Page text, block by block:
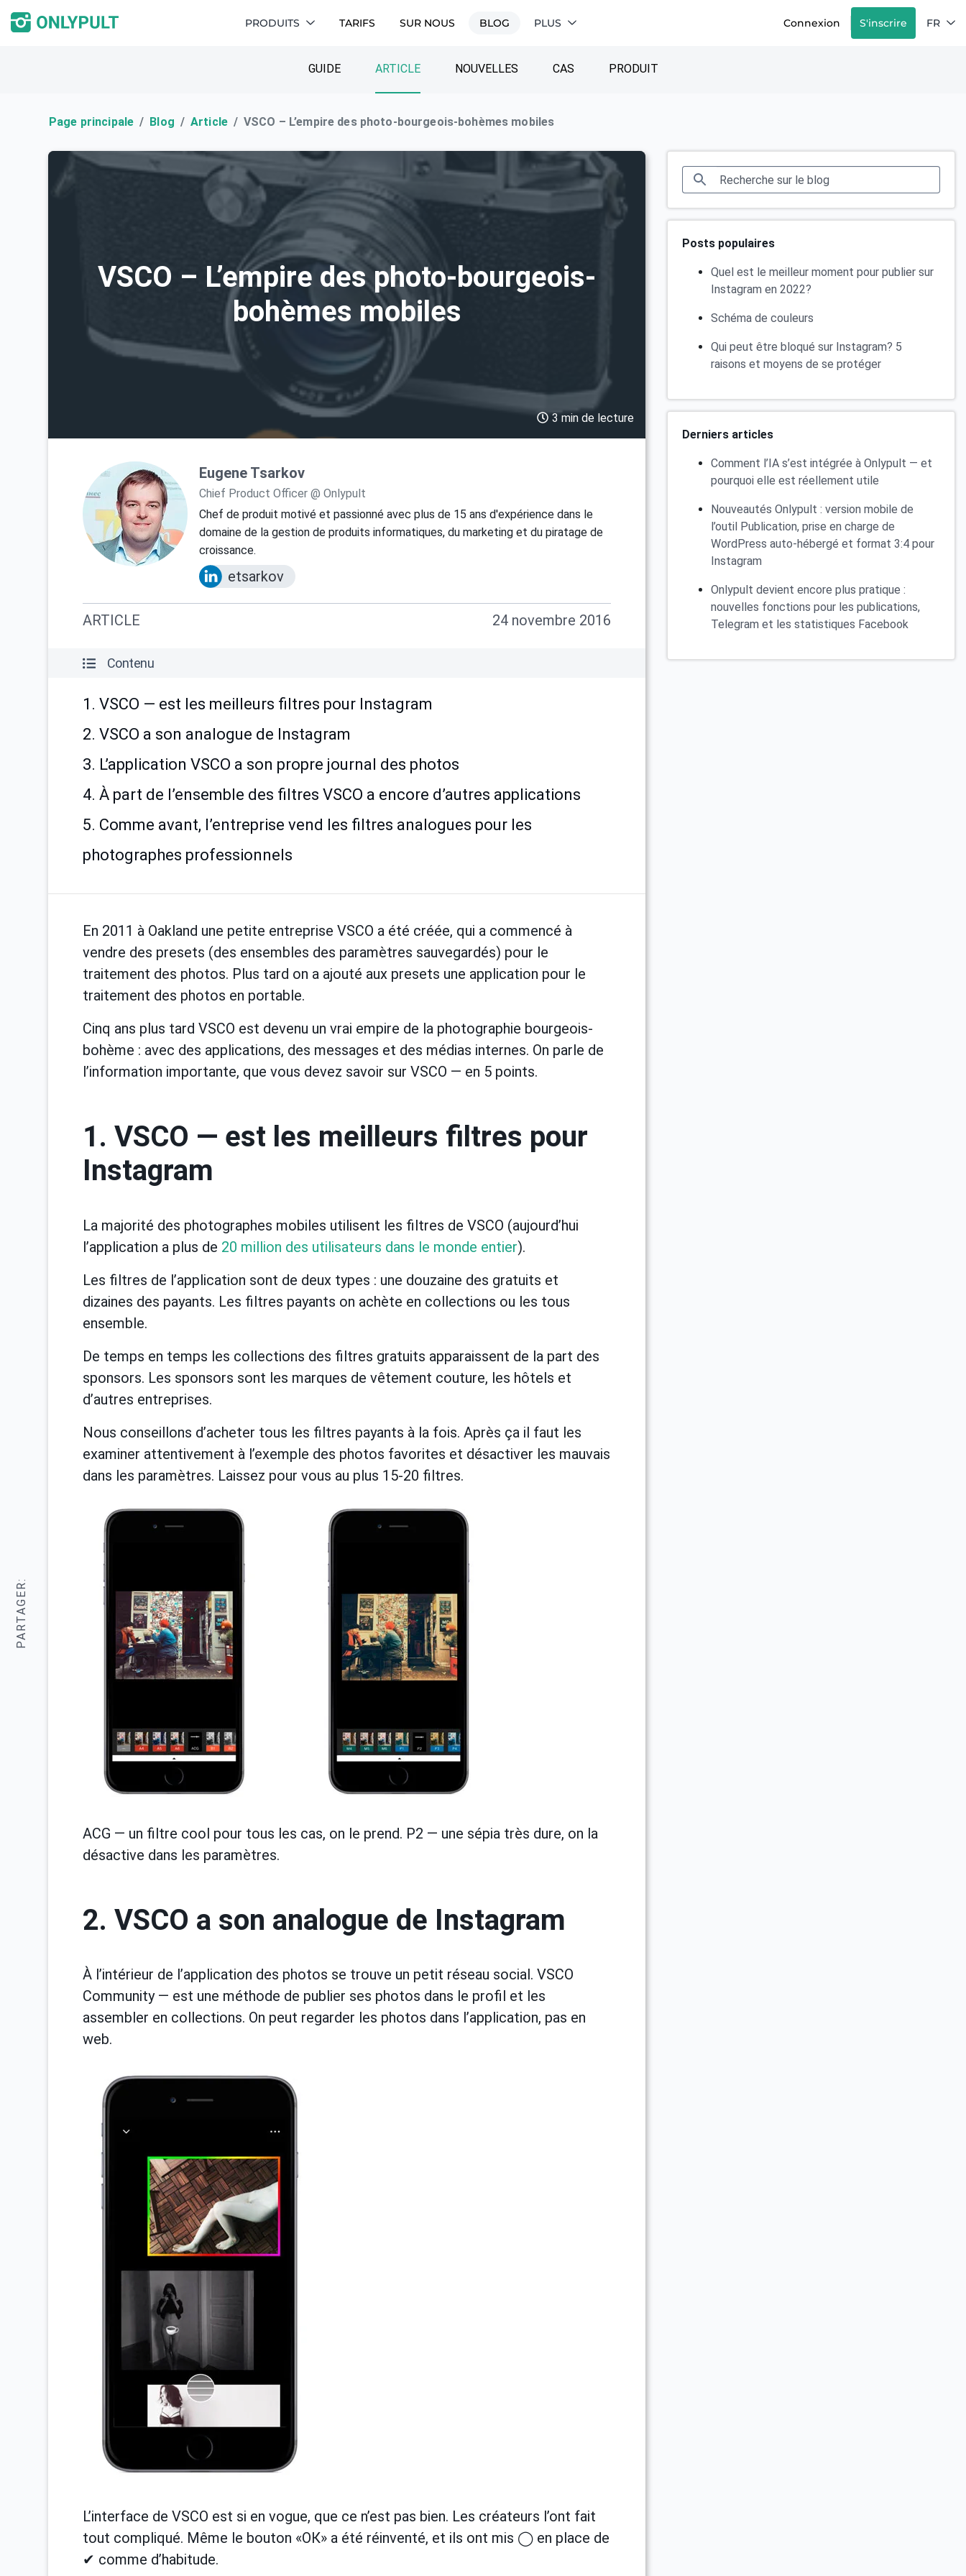
PRODUITS TARIFS SUR NOUS BLOG PLUS Connexion S'inscrire FR
GUIDE ARTICLE NOUVELLES CAS PRODUIT
Page principale Blog Article VSCO – L’empire des photo-bourgeois-bohèmes mobiles
PARTAGER:
VSCO – L’empire des photo-bourgeois-
bohèmes mobiles
3 min de lecture
Eugene Tsarkov
Chief Product Officer @ Onlypult
Chef de produit motivé et passionné avec plus de 15 ans d'expérience dans le
domaine de la gestion de produits informatiques, du marketing et du piratage de
croissance.
etsarkov
ARTICLE 24 novembre 2016
Contenu
1. VSCO — est les meilleurs filtres pour Instagram
2. VSCO a son analogue de Instagram
3. L’application VSCO a son propre journal des photos
4. À part de l’ensemble des filtres VSCO a encore d’autres applications
5. Comme avant, l’entreprise vend les filtres analogues pour les
photographes professionnels
En 2011 à Oakland une petite entreprise VSCO a été créée, qui a commencé à
vendre des presets (des ensembles des paramètres sauvegardés) pour le
traitement des photos. Plus tard on a ajouté aux presets une application pour le
traitement des photos en portable.
Cinq ans plus tard VSCO est devenu un vrai empire de la photographie bourgeois-
bohème : avec des applications, des messages et des médias internes. On parle de
l’information importante, que vous devez savoir sur VSCO — en 5 points.
1. VSCO — est les meilleurs filtres pour
Instagram
La majorité des photographes mobiles utilisent les filtres de VSCO (aujourd’hui
l’application a plus de 20 million des utilisateurs dans le monde entier).
Les filtres de l’application sont de deux types : une douzaine des gratuits et
dizaines des payants. Les filtres payants on achète en collections ou les tous
ensemble.
De temps en temps les collections des filtres gratuits apparaissent de la part des
sponsors. Les sponsors sont les marques de vêtement couture, les hôtels et
d’autres entreprises.
Nous conseillons d’acheter tous les filtres payants à la fois. Après ça il faut les
examiner attentivement à l’exemple des photos favorites et désactiver les mauvais
dans les paramètres. Laissez pour vous au plus 15-20 filtres.
ACG — un filtre cool pour tous les cas, on le prend. P2 — une sépia très dure, on la
désactive dans les paramètres.
2. VSCO a son analogue de Instagram
À l’intérieur de l’application des photos se trouve un petit réseau social. VSCO
Community — est une méthode de publier ses photos dans le profil et les
assembler en collections. On peut regarder les photos dans l’application, pas en
web.
L’interface de VSCO est si en vogue, que ce n’est pas bien. Les créateurs l’ont fait
tout compliqué. Même le bouton «ОК» a été réinventé, et ils ont mis ◯ en place de
✔ comme d’habitude.
Posts populaires
Quel est le meilleur moment pour publier sur
Instagram en 2022?
Schéma de couleurs
Qui peut être bloqué sur Instagram? 5
raisons et moyens de se protéger
Derniers articles
Comment l’IA s’est intégrée à Onlypult — et
pourquoi elle est réellement utile
Nouveautés Onlypult : version mobile de
l’outil Publication, prise en charge de
WordPress auto-hébergé et format 3:4 pour
Instagram
Onlypult devient encore plus pratique :
nouvelles fonctions pour les publications,
Telegram et les statistiques Facebook